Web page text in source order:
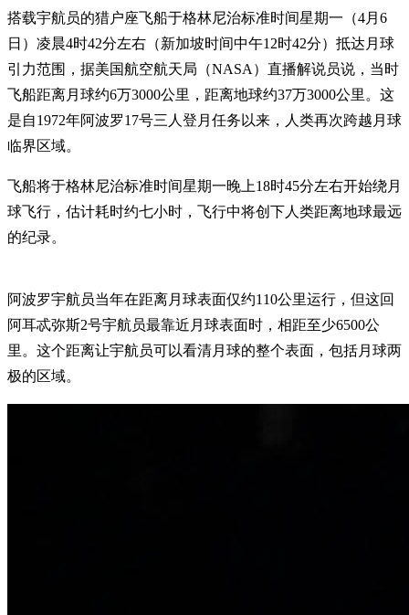
搭载宇航员的猎户座飞船于格林尼治标准时间星期一（4月6
日）凌晨4时42分左右（新加坡时间中午12时42分）抵达月球
引力范围，据美国航空航天局（NASA）直播解说员说，当时
飞船距离月球约6万3000公里，距离地球约37万3000公里。这
是自1972年阿波罗17号三人登月任务以来，人类再次跨越月球
临界区域。
飞船将于格林尼治标准时间星期一晚上18时45分左右开始绕月
球飞行，估计耗时约七小时，飞行中将创下人类距离地球最远
的纪录。
阿波罗宇航员当年在距离月球表面仅约110公里运行，但这回
阿耳忒弥斯2号宇航员最靠近月球表面时，相距至少6500公
里。这个距离让宇航员可以看清月球的整个表面，包括月球两
极的区域。